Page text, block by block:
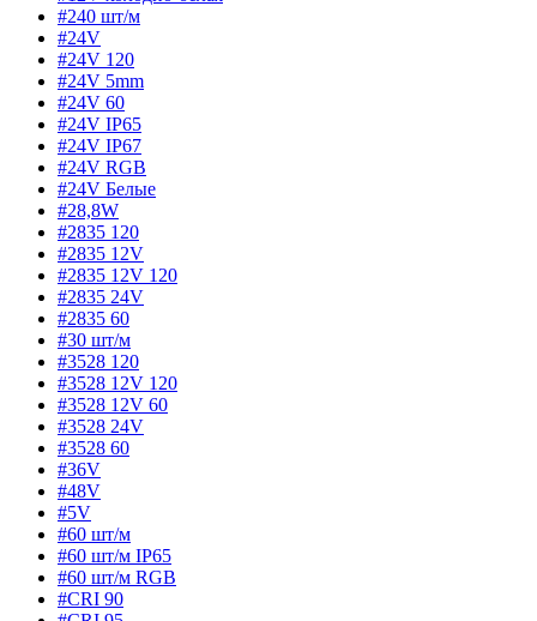
#240 шт/м
#24V
#24V 120
#24V 5mm
#24V 60
#24V IP65
#24V IP67
#24V RGB
#24V Белые
#28,8W
#2835 120
#2835 12V
#2835 12V 120
#2835 24V
#2835 60
#30 шт/м
#3528 120
#3528 12V 120
#3528 12V 60
#3528 24V
#3528 60
#36V
#48V
#5V
#60 шт/м
#60 шт/м IP65
#60 шт/м RGB
#CRI 90